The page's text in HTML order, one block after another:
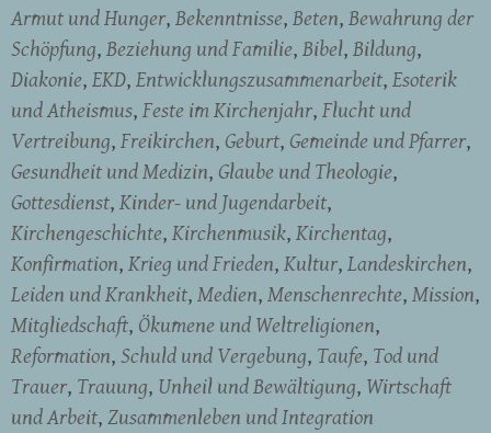
Armut und Hunger Bekenntnisse Beten Bewahrung der
Schöpfung Beziehung und Familie Bibel Bildung
Diakonie EKD Entwicklungszusammenarbeit Esoterik
und Atheismus Feste im Kirchenjahr Flucht und
Vertreibung Freikirchen Geburt Gemeinde und Pfarrer
Gesundheit und Medizin Glaube und Theologie
Gottesdienst Kinder- und Jugendarbeit
Kirchengeschichte Kirchenmusik Kirchentag
Konfirmation Krieg und Frieden Kultur Landeskirchen
Leiden und Krankheit Medien Menschenrechte Mission
Mitgliedschaft Ökumene und Weltreligionen
Reformation Schuld und Vergebung Taufe Tod und
Trauer Trauung Unheil und Bewältigung Wirtschaft
und Arbeit Zusammenleben und Integration